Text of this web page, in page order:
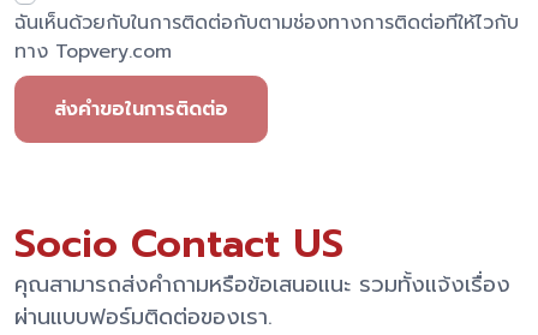
ฉันเห็นด้วยกับในการติดต่อกับตามช่องทางการติดต่อทีให้ไวกับ
ทาง Topvery.com
ส่งคำขอในการติดต่อ
Socio Contact US
คุณสามารถส่งคำถามหรือข้อเสนอแนะ รวมทั้งแจ้งเรื่อง
ผ่านแบบฟอร์มติดต่อของเรา.